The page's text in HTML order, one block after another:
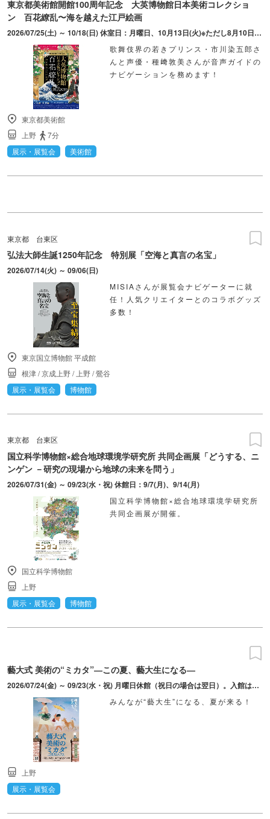
東京都美術館開館100周年記念 大英博物館日本美術コレクショ
ン 百花繚乱〜海を越えた江戸絵画
2026/07/25(土) ～ 10/18(日) 休室日：月曜日、10月13日(火)※ただし8月10日(月)、9月21日(月・祝)、10月12日(月・祝)は開室
歌舞伎界の若きプリンス・市川染五郎さ
んと声優・種﨑敦美さんが音声ガイドの
ナビゲーションを務めます！
東京都美術館
上野
7分
展示・展覧会
美術館
東京都 台東区
弘法大師生誕1250年記念 特別展「空海と真言の名宝」
2026/07/14(火) ～ 09/06(日)
MISIAさんが展覧会ナビゲーターに就
任！人気クリエイターとのコラボグッズ
多数！
東京国立博物館 平成館
根津/京成上野/ 上野/鶯谷
展示・展覧会
博物館
東京都 台東区
国立科学博物館×総合地球環境学研究所 共同企画展「どうする、ニ
ンゲン －研究の現場から地球の未来を問う」
2026/07/31(金) ～ 09/23(水・祝) 休館日：9/7(月)、9/14(月)
国立科学博物館×総合地球環境学研究所
共同企画展が開催。
国立科学博物館
上野
展示・展覧会
博物館
藝大式 美術の“ミカタ”―この夏、藝大生になる―
2026/07/24(金) ～ 09/23(水・祝) 月曜日休館（祝日の場合は翌日）。入館は午後4時30分まで。
みんなが“藝大生”になる、夏が来る！
上野
展示・展覧会